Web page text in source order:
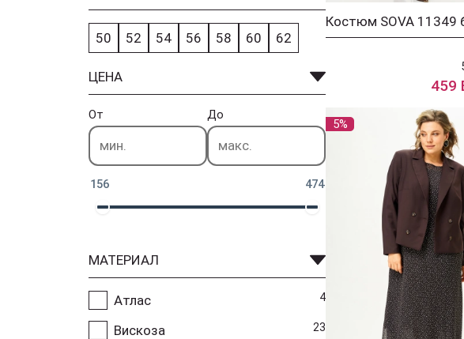
50 52 54 56 58 60 62
ЦЕНА
От До
156 474
МАТЕРИАЛ
Атлас 4
Вискоза 23
Костюм SOVA 11349
459
5%